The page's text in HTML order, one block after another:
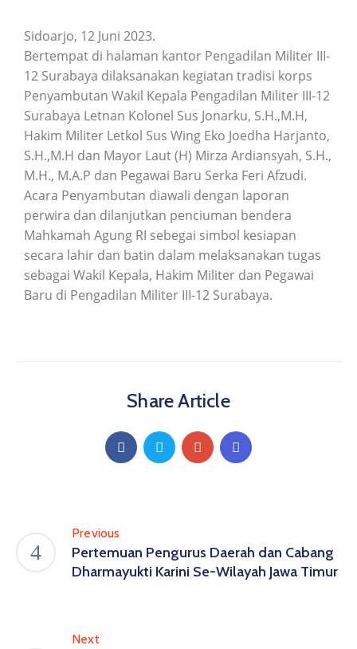
Sidoarjo, 12 Juni 2023.
Bertempat di halaman kantor Pengadilan Militer III-
12 Surabaya dilaksanakan kegiatan tradisi korps
Penyambutan Wakil Kepala Pengadilan Militer III-12
Surabaya Letnan Kolonel Sus Jonarku, S.H.,M.H,
Hakim Militer Letkol Sus Wing Eko Joedha Harjanto,
S.H.,M.H dan Mayor Laut (H) Mirza Ardiansyah, S.H.,
M.H., M.A.P dan Pegawai Baru Serka Feri Afzudi.
Acara Penyambutan diawali dengan laporan
perwira dan dilanjutkan penciuman bendera
Mahkamah Agung RI sebegai simbol kesiapan
secara lahir dan batin dalam melaksanakan tugas
sebagai Wakil Kepala, Hakim Militer dan Pegawai
Baru di Pengadilan Militer III-12 Surabaya.
Share Article
Previous
Pertemuan Pengurus Daerah dan Cabang
Dharmayukti Karini Se-Wilayah Jawa Timur
Next